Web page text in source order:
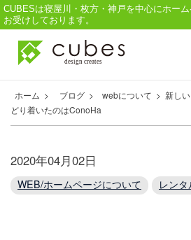
CUBESは寝屋川・枚方・神戸を中心にホー
お受けしております。
Cubesについて
ホームページ制作
ホーム > ブログ > webについて > 新し
どり着いたのはConoHa
2020年04月02日
WEB/ホームページについて レン